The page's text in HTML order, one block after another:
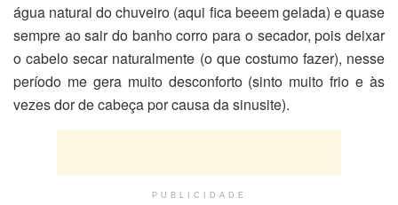
água natural do chuveiro (aqui fica beeem gelada) e quase
sempre ao sair do banho corro para o secador, pois deixar
o cabelo secar naturalmente (o que costumo fazer), nesse
período me gera muito desconforto (sinto muito frio e às
vezes dor de cabeça por causa da sinusite).
PUBLICIDADE